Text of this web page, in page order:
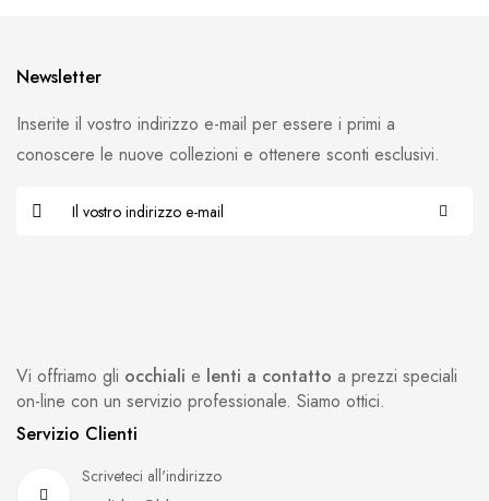
Vi offriamo gli occhiali e lenti a contatto a prezzi speciali
on-line con un servizio professionale. Siamo ottici.
Servizio Clienti
Scriveteci all'indirizzo
Newsletter
Inserite il vostro indirizzo e-mail per essere i primi a
conoscere le nuove collezioni e ottenere sconti esclusivi.